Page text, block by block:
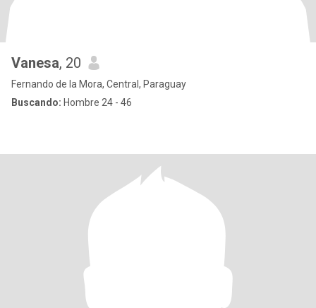
Vanesa, 20
Fernando de la Mora, Central, Paraguay
Buscando: Hombre 24 - 46